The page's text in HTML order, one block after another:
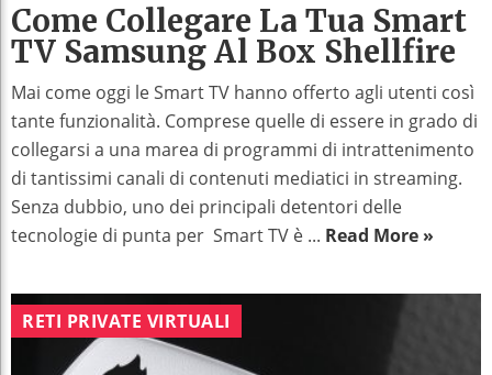
Come Collegare La Tua Smart
TV Samsung Al Box Shellfire
Mai come oggi le Smart TV hanno offerto agli utenti così
tante funzionalità. Comprese quelle di essere in grado di
collegarsi a una marea di programmi di intrattenimento
di tantissimi canali di contenuti mediatici in streaming.
Senza dubbio, uno dei principali detentori delle
tecnologie di punta per Smart TV è ... Read More »
RETI PRIVATE VIRTUALI